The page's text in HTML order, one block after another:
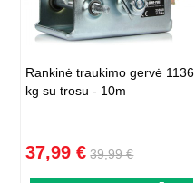
Rankinė traukimo gervė 1136
kg su trosu - 10m
37,99 € 39,99 €